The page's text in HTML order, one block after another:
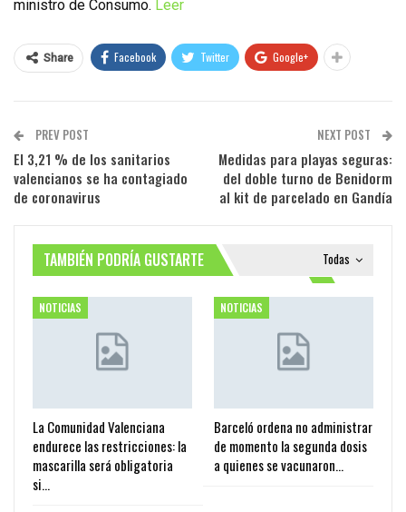
ministro de Consumo. Leer
Share Facebook Twitter Google+
PREV POST
El 3,21 % de los sanitarios
valencianos se ha contagiado
de coronavirus
NEXT POST
Medidas para playas seguras:
del doble turno de Benidorm
al kit de parcelado en Gandía
Todas
TAMBIÉN PODRÍA GUSTARTE
NOTICIAS
La Comunidad Valenciana
endurece las restricciones: la
mascarilla será obligatoria
si…
NOTICIAS
Barceló ordena no administrar
de momento la segunda dosis
a quienes se vacunaron…